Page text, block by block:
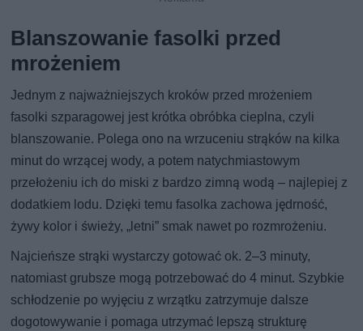
Blanszowanie fasolki przed
mrożeniem
Jednym z najważniejszych kroków przed mrożeniem
fasolki szparagowej jest krótka obróbka cieplna, czyli
blanszowanie. Polega ono na wrzuceniu strąków na kilka
minut do wrzącej wody, a potem natychmiastowym
przełożeniu ich do miski z bardzo zimną wodą – najlepiej z
dodatkiem lodu. Dzięki temu fasolka zachowa jędrność,
żywy kolor i świeży, „letni” smak nawet po rozmrożeniu.
Najcieńsze strąki wystarczy gotować ok. 2–3 minuty,
natomiast grubsze mogą potrzebować do 4 minut. Szybkie
schłodzenie po wyjęciu z wrzątku zatrzymuje dalsze
dogotowywanie i pomaga utrzymać lepszą strukturę